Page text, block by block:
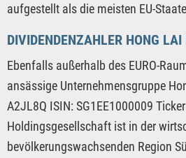
aufgestellt als die meisten EU-
DIVIDENDENZAHLER HONG LAI
Ebenfalls außerhalb des EURO-
ansässige Unternehmensgruppe
A2JL8Q ISIN: SG1EE1000009
Holdingsgesellschaft ist in der
bevölkerungswachsenden Region